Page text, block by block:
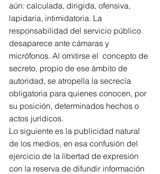
aún: calculada, dirigida, ofensiva,
lapidaria, intimidatoria. La
responsabilidad del servicio público
desaparece ante cámaras y
micrófonos. Al omitirse el  concepto de
secreto, propio de ese ámbito de
autoridad, se atropella la secrecía
obligatoria para quienes conocen, por
su posición, determinados hechos o
actos jurídicos.
Lo siguiente es la publicidad natural
de los medios, en esa confusión del
ejercicio de la libertad de expresión
con la reserva de difundir información